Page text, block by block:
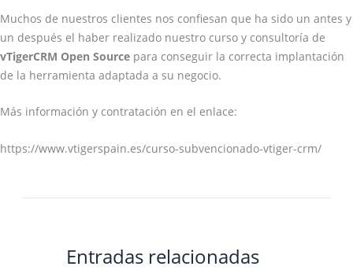
Muchos de nuestros clientes nos confiesan que ha sido un antes y
un después el haber realizado nuestro curso y consultoría de
vTigerCRM Open Source para conseguir la correcta implantación
de la herramienta adaptada a su negocio.
Más información y contratación en el enlace:
https://www.vtigerspain.es/curso-subvencionado-vtiger-crm/
Entradas relacionadas